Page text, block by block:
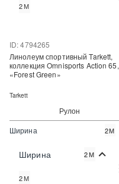
2М
Рулон
ID: 4794265
Цена:
Линолеум спортивный Tarkett,
коллекция Omnisports Action 65,
«Forest Green»
Tarkett
Ширина 2М
Ширина 2М
2М